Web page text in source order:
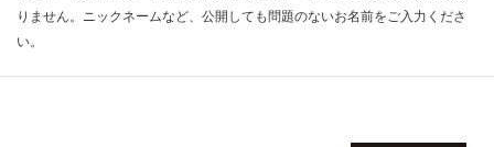
りません。ニックネームなど、公開しても問題のないお名前をご入力くださ
い。